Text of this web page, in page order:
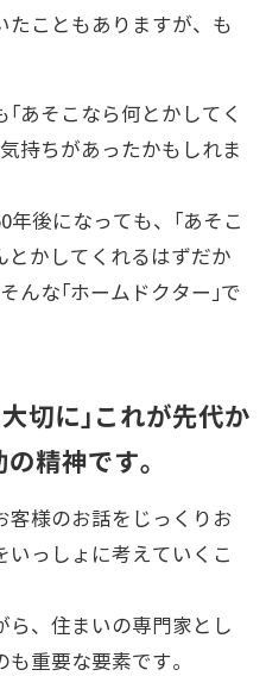
たこともありますが、も
あそこなら何とかしてく
持ちがあったかもしれま
年後になっても、｢あそこ
とかしてくれるはずだか
んな｢ホームドクター｣で
切に｣これが先代か
精神です。
客様のお話をじっくりお
いっしょに考えていくこ
ら、住まいの専門家とし
重要な要素です。